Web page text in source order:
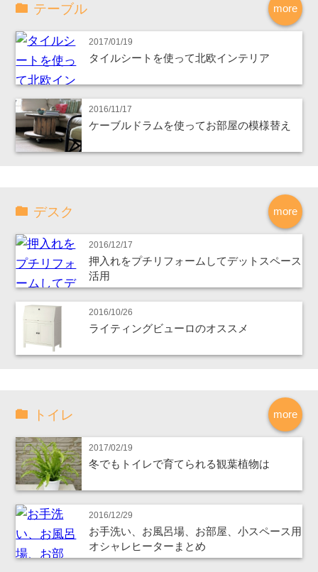
more
テーブル
2017/01/19
タイルシートを使って北欧インテリア
2016/11/17
ケーブルドラムを使ってお部屋の模様替え
more
デスク
2016/12/17
押入れをプチリフォームしてデットスペース
活用
2016/10/26
ライティングビューロのオススメ
more
トイレ
2017/02/19
冬でもトイレで育てられる観葉植物は
2016/12/29
お手洗い、お風呂場、お部屋、小スペース用
オシャレヒーターまとめ